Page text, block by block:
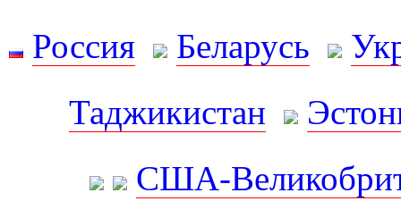
Россия Беларусь
Таджикистан
США-